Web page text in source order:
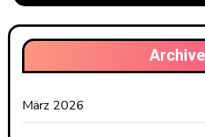
Archive
März 2026